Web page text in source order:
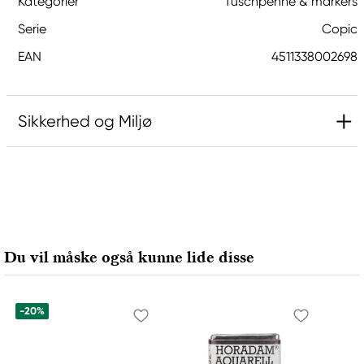
Serie
Copic
EAN
4511338002698
Sikkerhed og Miljø
65205 Wiesbaden, Germany
export@holtz-gmbh.de
Du vil måske også kunne lide disse
-20%